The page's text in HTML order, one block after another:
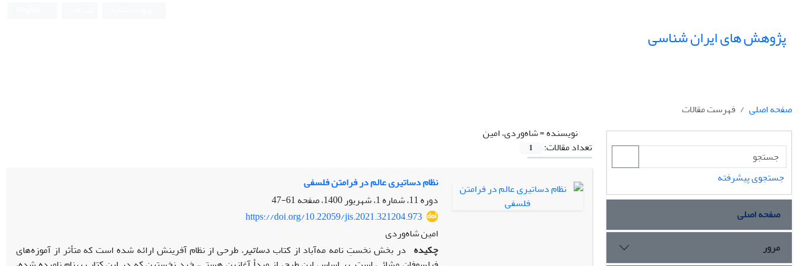
پژوهش های ایران شناسی
صفحه اصلی
فهرست مقالات
نویسنده =شاه‌وردی، امین
تعداد مقالات:
1
نظام دساتیری عالم در فرامتن فلسفی
دوره 11، شماره 1، شهریور 1400، صفحه
61-47
https://doi.org/10.22059/jis.2021.321204.973
امین شاه‌وردی
چکیده در بخش نخستِ نامه مه‌آباد از کتابدساتیر، طرحی از نظام آفرینش ارائه شده است که متأثر از آموزه‌های
جستجوی پیشرفته
صفحه اصلی
مرور